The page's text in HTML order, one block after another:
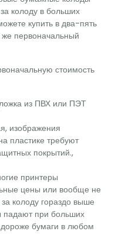
колоду в больших
купить в два-пять
первоначальный
стоимость
из ПВХ или ПЭТ
изображения
пластике требуют
покрытий.,
принтеры
цены или вообще не
колоду гораздо выше
при больших
дороже бумаги в любом